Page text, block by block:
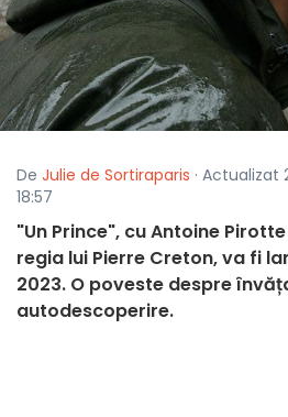
De Julie de Sortiraparis · Actualizat
18:57
"Un Prince", cu Antoine
regia lui Pierre Creton, va fi
2023. O poveste despre
autodescoperire.